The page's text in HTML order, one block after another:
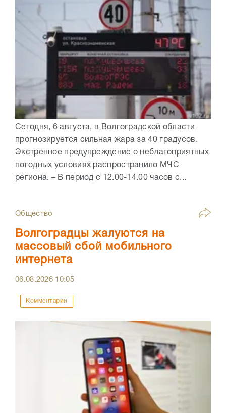
Сегодня, 6 августа, в Волгоградской области
прогнозируется сильная жара за 40 градусов.
Экстренное предупреждение о неблагоприятных
погодных условиях распространило МЧС
региона. – В период с 12.00-14.00 часов с...
Общество
Волгоградцы жалуются на
массовый сбой мобильного
интернета
06.08.2026 10:05
Комментарии